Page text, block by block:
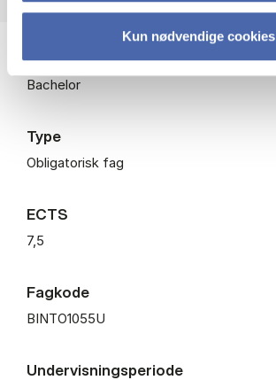
Kun nødvendige cookies
Niveau
Bachelor
Type
Obligatorisk fag
ECTS
7,5
Fagkode
BINTO1055U
Undervisningsperiode